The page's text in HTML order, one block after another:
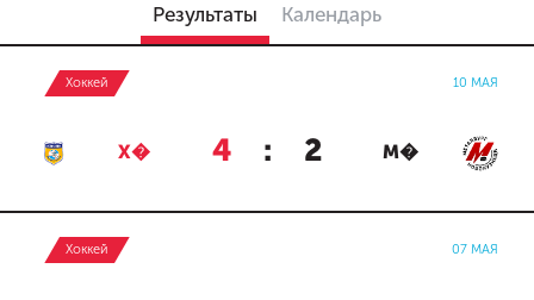
Результаты Календарь
Хоккей 10 МАЯ
Х� 4 : 2 М�
Хоккей 07 МАЯ